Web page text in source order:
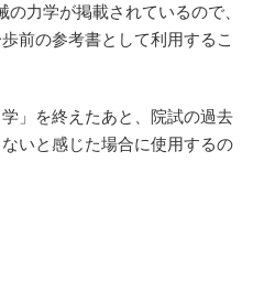
力学が掲載されているので、
前の参考書として利用するこ
」を終えたあと、院試の過去
いと感じた場合に使用するの